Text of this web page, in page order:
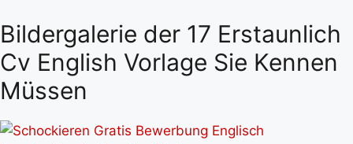
Bildergalerie der 17 Erstaunlich
Cv English Vorlage Sie Kennen
Müssen